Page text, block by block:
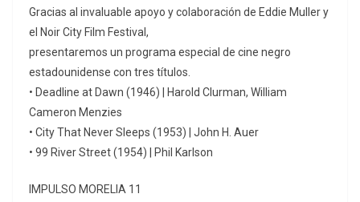
Gracias al invaluable apoyo y colaboración de Eddie Muller y
el Noir City Film Festival,
presentaremos un programa especial de cine negro
estadounidense con tres títulos.
• Deadline at Dawn (1946) | Harold Clurman, William
Cameron Menzies
• City That Never Sleeps (1953) | John H. Auer
• 99 River Street (1954) | Phil Karlson
IMPULSO MORELIA 11